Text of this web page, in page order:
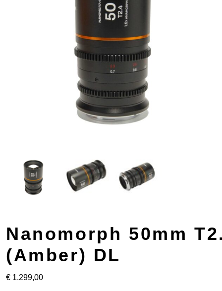
Nanomorph 50mm
(Amber) DL
€ 1.299,00